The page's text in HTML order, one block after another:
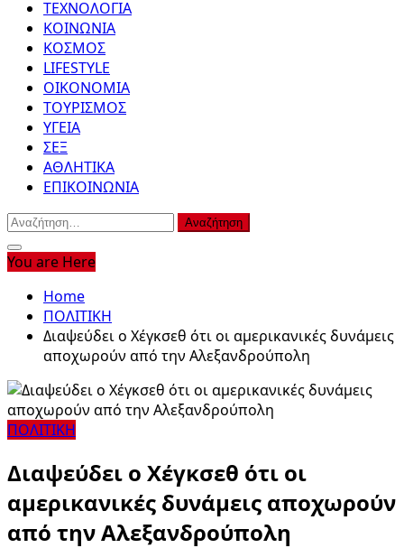
ΤΕΧΝΟΛΟΓΙΑ
ΚΟΙΝΩΝΙΑ
ΚΟΣΜΟΣ
LIFESTYLE
ΟΙΚΟΝΟΜΙΑ
ΤΟΥΡΙΣΜΟΣ
ΥΓΕΙΑ
ΣΕΞ
ΑΘΛΗΤΙΚΑ
ΕΠΙΚΟΙΝΩΝΙΑ
Αναζήτηση
για:
You are Here
Home
ΠΟΛΙΤΙΚΗ
Διαψεύδει ο Χέγκσεθ ότι οι αμερικανικές δυνάμεις
αποχωρούν από την Αλεξανδρούπολη
ΠΟΛΙΤΙΚΗ
Διαψεύδει ο Χέγκσεθ ότι οι
αμερικανικές δυνάμεις αποχωρούν
από την Αλεξανδρούπολη